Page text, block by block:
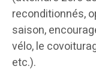
reconditionnés,
saison,
vélo, le
etc.).